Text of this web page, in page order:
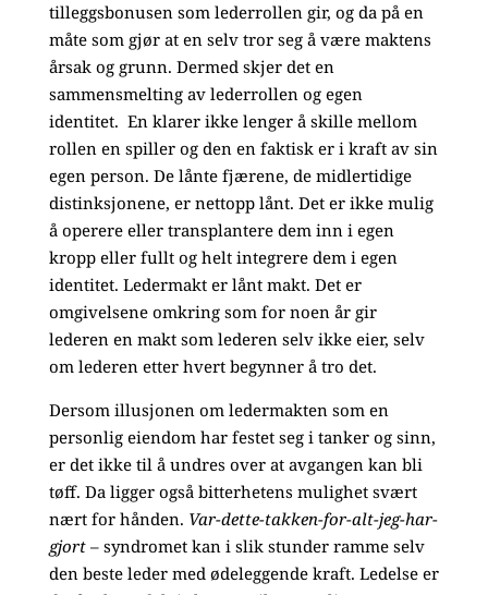
tilleggsbonusen som lederrollen gir, og da på en
måte som gjør at en selv tror seg å være maktens
årsak og grunn. Dermed skjer det en
sammensmelting av lederrollen og egen
identitet. En klarer ikke lenger å skille mellom
rollen en spiller og den en faktisk er i kraft av sin
egen person. De lånte fjærene, de midlertidige
distinksjonene, er nettopp lånt. Det er ikke mulig
å operere eller transplantere dem inn i egen
kropp eller fullt og helt integrere dem i egen
identitet. Ledermakt er lånt makt. Det er
omgivelsene omkring som for noen år gir
lederen en makt som lederen selv ikke eier, selv
om lederen etter hvert begynner å tro det.
Dersom illusjonen om ledermakten som en
personlig eiendom har festet seg i tanker og sinn,
er det ikke til å undres over at avgangen kan bli
tøff. Da ligger også bitterhetens mulighet svært
nært for hånden. Var-dette-takken-for-alt-jeg-har-
gjort– syndromet kan i slik stunder ramme selv
den beste leder med ødeleggende kraft. Ledelse er